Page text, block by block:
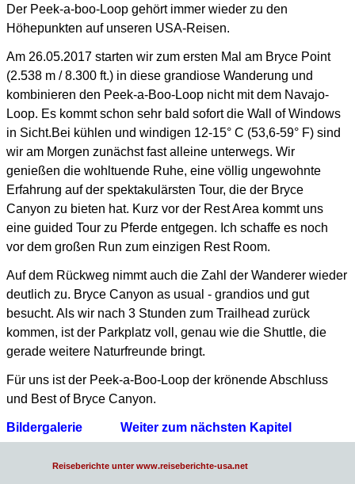
Der Peek-a-boo-Loop gehört immer wieder zu den
Höhepunkten auf unseren USA-Reisen.
Am 26.05.2017 starten wir zum ersten Mal am Bryce Point
(2.538 m / 8.300 ft.) in diese grandiose Wanderung und
kombinieren den Peek-a-Boo-Loop nicht mit dem Navajo-
Loop. Es kommt schon sehr bald sofort die Wall of Windows
in Sicht.Bei kühlen und windigen 12-15° C (53,6-59° F) sind
wir am Morgen zunächst fast alleine unterwegs. Wir
genießen die wohltuende Ruhe, eine völlig ungewohnte
Erfahrung auf der spektakulärsten Tour, die der Bryce
Canyon zu bieten hat. Kurz vor der Rest Area kommt uns
eine guided Tour zu Pferde entgegen. Ich schaffe es noch
vor dem großen Run zum einzigen Rest Room.
Auf dem Rückweg nimmt auch die Zahl der Wanderer wieder
deutlich zu. Bryce Canyon as usual - grandios und gut
besucht. Als wir nach 3 Stunden zum Trailhead zurück
kommen, ist der Parkplatz voll, genau wie die Shuttle, die
gerade weitere Naturfreunde bringt.
Für uns ist der Peek-a-Boo-Loop der krönende Abschluss
und Best of Bryce Canyon.
Bildergalerie Weiter zum nächsten Kapitel
Reiseberichte unter www.reiseberichte-usa.net